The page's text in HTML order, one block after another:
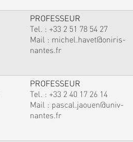
PROFESSEUR
Tel. : +33 2 51 78 54 27
Mail : michel.havet@oniris-
nantes.fr
PROFESSEUR
Tel. : +33 2 40 17 26 14
Mail : pascal.jaouen@univ-
nantes.fr